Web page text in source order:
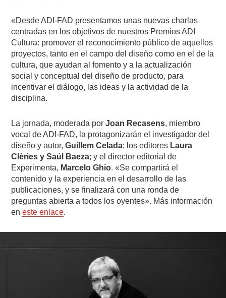
«Desde ADI-FAD presentamos unas nuevas charlas
centradas en los objetivos de nuestros Premios ADI
Cultura: promover el reconocimiento público de aquellos
proyectos, tanto en el campo del diseño como en el de la
cultura, que ayudan al fomento y a la actualización
social y conceptual del diseño de producto, para
incentivar el diálogo, las ideas y la actividad de la
disciplina.
La jornada, moderada por Joan Recasens, miembro
vocal de ADI-FAD, la protagonizarán el investigador del
diseño y autor,Guillem Celada; los editores Laura
Clèries y Saúl Baeza; y el director editorial de
Experimenta, Marcelo Ghio. «Se compartirá el
contenido y la experiencia en el desarrollo de las
publicaciones, y se finalizará con una ronda de
preguntas abierta a todos los oyentes». Más información
eneste enlace.